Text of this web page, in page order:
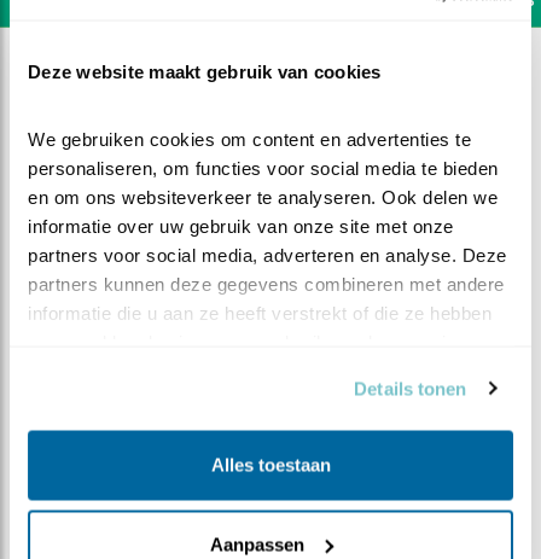
Deze website maakt gebruik van cookies
We gebruiken cookies om content en advertenties te
personaliseren, om functies voor social media te bieden
en om ons websiteverkeer te analyseren. Ook delen we
informatie over uw gebruik van onze site met onze
partners voor social media, adverteren en analyse. Deze
partners kunnen deze gegevens combineren met andere
informatie die u aan ze heeft verstrekt of die ze hebben
Details tonen
Alles toestaan
Aanpassen
Het eerste kuiken
Jan-Willem BDL | Geplaatst op 2 mei 2021, 7:07 |